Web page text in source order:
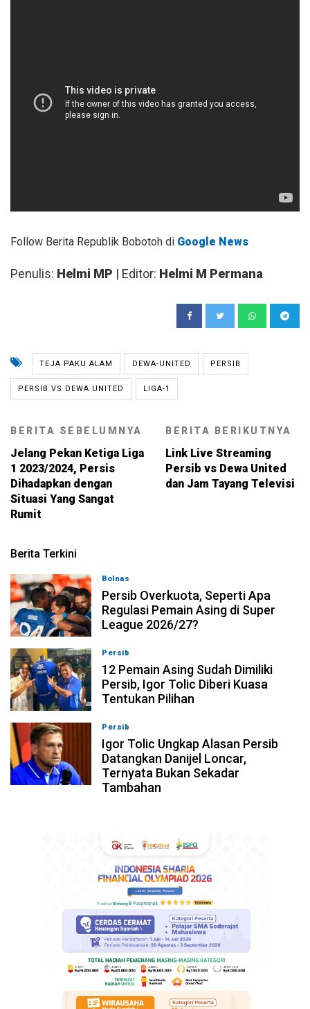
Follow Berita Republik Bobotoh di Google News
Penulis: Helmi MP | Editor: Helmi M Permana
TEJA PAKU ALAM DEWA-UNITED PERSIB
PERSIB VS DEWA UNITED LIGA-1
BERITA SEBELUMNYA
Jelang Pekan Ketiga Liga
1 2023/2024, Persis
Dihadapkan dengan
Situasi Yang Sangat
Rumit
BERITA BERIKUTNYA
Link Live Streaming
Persib vs Dewa United
dan Jam Tayang Televisi
Berita Terkini
Bolnas
Persib Overkuota, Seperti Apa
Regulasi Pemain Asing di Super
League 2026/27?
Persib
12 Pemain Asing Sudah Dimiliki
Persib, Igor Tolic Diberi Kuasa
Tentukan Pilihan
Persib
Igor Tolic Ungkap Alasan Persib
Datangkan Danijel Loncar,
Ternyata Bukan Sekadar
Tambahan